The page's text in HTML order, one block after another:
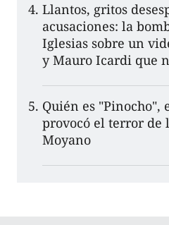
Llantos, gritos
acusaciones: la
Iglesias sobre un
y Mauro Icardi que
Quién es "Pinocho",
provocó el terror de
Moyano